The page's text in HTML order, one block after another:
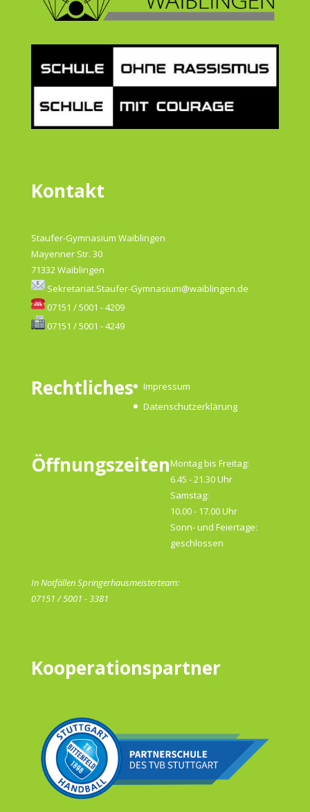
Kontakt
Staufer-Gymnasium Waiblingen
Mayenner Str. 30
71332 Waiblingen
Sekretariat.Staufer-Gymnasium@waiblingen.de
07151 / 5001 - 4209
07151 / 5001 - 4249
Rechtliches
Impressum
Datenschutzerklärung
ÖffnungszeitenMontag bis Freitag:
6.45 - 21.30 Uhr
Samstag:
10.00 - 17.00 Uhr
Sonn- und Feiertage:
geschlossen
In Notfällen Springerhausmeisterteam:
07151 / 5001 - 3381
Kooperationspartner